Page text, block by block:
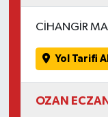
CİHANGİR
Yol Tarifi Al
OZAN